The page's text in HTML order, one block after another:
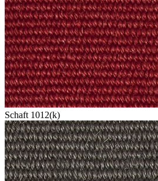
Schaft 1012(k)